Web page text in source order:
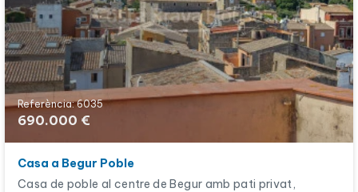
Referència: 6035
690.000 €
Casa a Begur Poble
Casa de poble al centre de Begur amb pati privat,